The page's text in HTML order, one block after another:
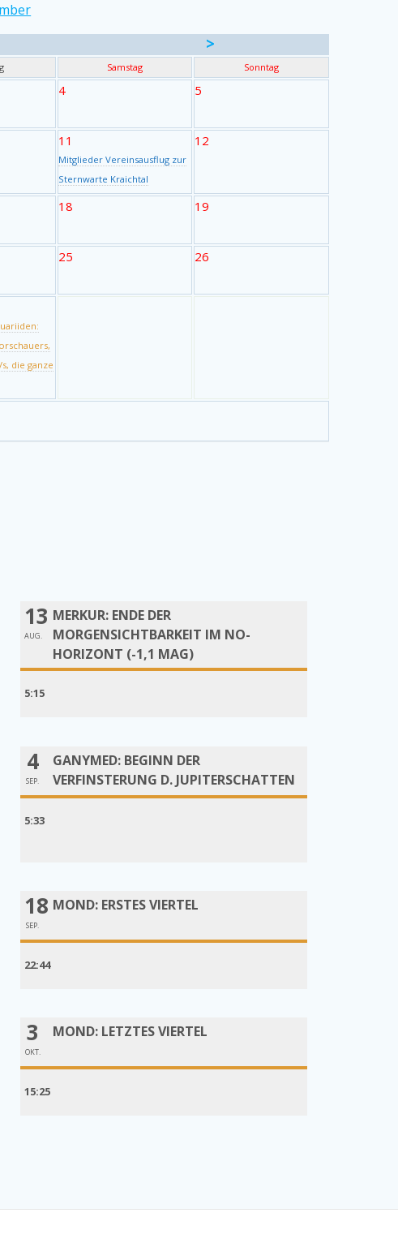
>
Samstag Sonntag
4 5
11
Mitglieder Vereinsausflug zur
Sternwarte Kraichtal
12
18 19
25 26
die ganze
13
AUG.
MERKUR: ENDE DER
MORGENSICHTBARKEIT IM NO-
HORIZONT (-1,1 MAG)
5:15
4
SEP.
GANYMED: BEGINN DER
VERFINSTERUNG D. JUPITERSCHATTEN
5:33
18
SEP.
MOND: ERSTES VIERTEL
22:44
3
OKT.
MOND: LETZTES VIERTEL
15:25